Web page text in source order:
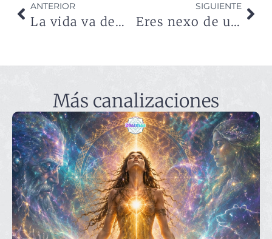
ANTERIOR
La vida va demasiado rápido
SIGUIENTE
Eres nexo de unión, un ser divino
Más canalizaciones